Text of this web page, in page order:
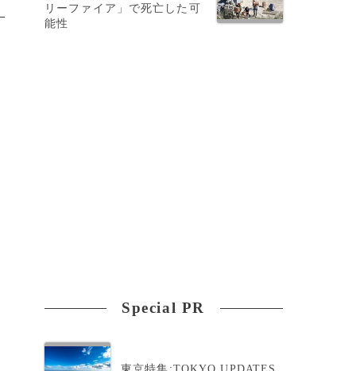
リーファイア」で死亡した可
能性
Special PR
東京特集:TOKYO UPDATES